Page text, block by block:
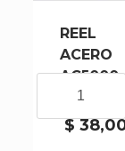
REEL
ACERO
AC5000
8BB
$
ACERO
AC5000